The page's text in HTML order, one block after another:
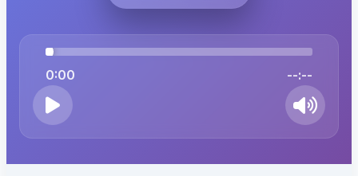
0:00 --:--